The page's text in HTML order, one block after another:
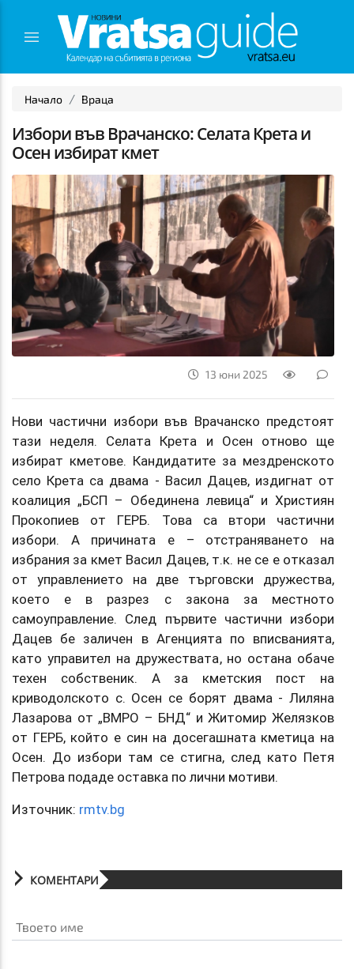
Начало Враца
Избори във Врачанско: Селата Крета и
Осен избират кмет
13 юни 2025
Нови частични избори във Врачанско предстоят
тази неделя. Селата Крета и Осен отново ще
избират кметове. Кандидатите за мездренското
село Крета са двама - Васил Дацев, издигнат от
коалиция „БСП – Обединена левица“ и Християн
Прокопиев от ГЕРБ. Това са втори частични
избори. А причината е – отстраняването на
избрания за кмет Васил Дацев, т.к. не се е отказал
от управлението на две търговски дружества,
което е в разрез с закона за местното
самоуправление. След първите частични избори
Дацев бе заличен в Агенцията по вписванията,
като управител на дружествата, но остана обаче
техен собственик. А за кметския пост на
криводолското с. Осен се борят двама - Лиляна
Лазарова от „ВМРО – БНД“ и Житомир Желязков
от ГЕРБ, който е син на досегашната кметица на
Осен. До избори там се стигна, след като Петя
Петрова подаде оставка по лични мотиви.
Източник: rmtv.bg
КОМЕНТАРИ
Твоето име